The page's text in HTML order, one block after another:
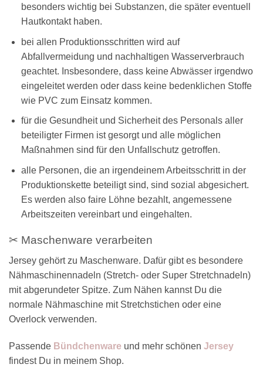
besonders wichtig bei Substanzen, die später eventuell
Hautkontakt haben.
bei allen Produktionsschritten wird auf
Abfallvermeidung und nachhaltigen Wasserverbrauch
geachtet. Insbesondere, dass keine Abwässer irgendwo
eingeleitet werden oder dass keine bedenklichen Stoffe
wie PVC zum Einsatz kommen.
für die Gesundheit und Sicherheit des Personals aller
beteiligter Firmen ist gesorgt und alle möglichen
Maßnahmen sind für den Unfallschutz getroffen.
alle Personen, die an irgendeinem Arbeitsschritt in der
Produktionskette beteiligt sind, sind sozial abgesichert.
Es werden also faire Löhne bezahlt, angemessene
Arbeitszeiten vereinbart und eingehalten.
✂ Maschenware verarbeiten
Jersey gehört zu Maschenware. Dafür gibt es besondere
Nähmaschinennadeln (Stretch- oder Super Stretchnadeln)
mit abgerundeter Spitze. Zum Nähen kannst Du die
normale Nähmaschine mit Stretchstichen oder eine
Overlock verwenden.
Passende Bündchenware und mehr schönen Jersey
findest Du in meinem Shop.